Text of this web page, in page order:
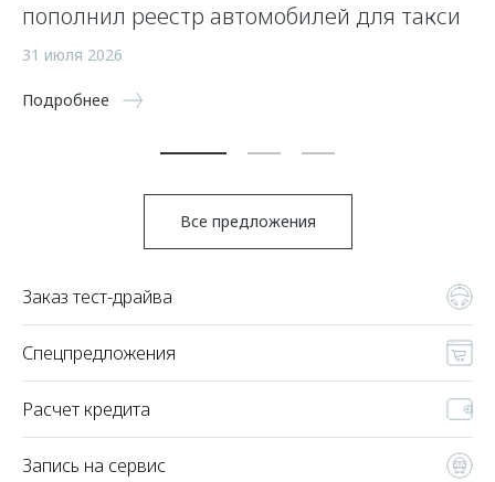
пополнил реестр автомобилей для такси
31 июля 2026
Подробнее
Все предложения
Заказ тест-драйва
Спецпредложения
Расчет кредита
Запись на сервис